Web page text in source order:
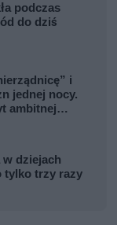
podczas
do dziś
i
jednej nocy.
ambitnej
dziejach
tylko trzy razy